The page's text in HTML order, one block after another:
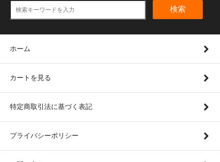
検索
ホーム
カートを見る
特定商取引法に基づく表記
プライバシーポリシー